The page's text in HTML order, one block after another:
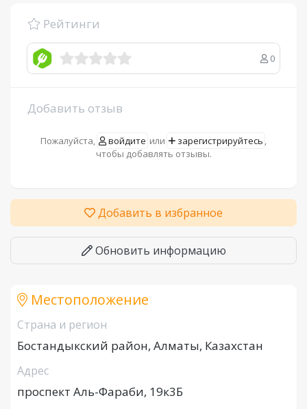
Рейтинги
0
Добавить отзыв
Пожалуйста, войдите или зарегистрируйтесь ,
чтобы добавлять отзывы.
Добавить в избранное
Обновить информацию
Местоположение
Страна и регион
Бостандыкский район, Алматы, Казахстан
Адрес
проспект Аль-Фараби, 19к3Б